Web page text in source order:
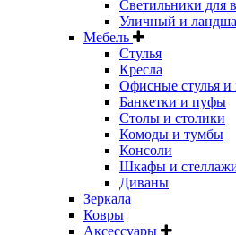
Светильники для
Уличный и
Мебель
Стулья
Кресла
Офисные стулья и
Банкетки и пуфы
Столы и столики
Комоды и тумбы
Консоли
Шкафы и
Диваны
Зеркала
Ковры
Аксессуары